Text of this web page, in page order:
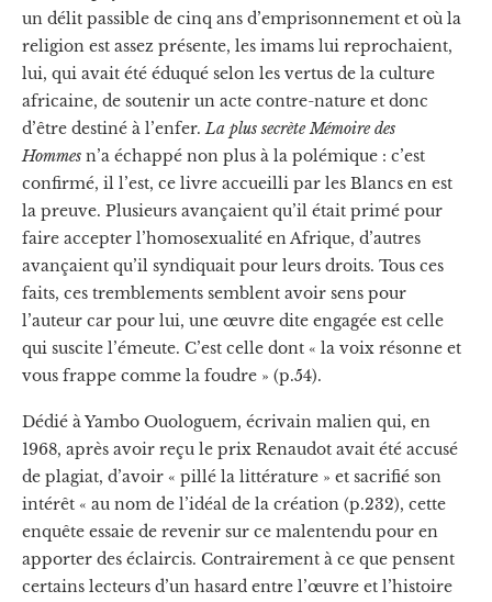
un délit passible de cinq ans d’emprisonnement et où la
religion est assez présente, les imams lui reprochaient,
lui, qui avait été éduqué selon les vertus de la culture
africaine, de soutenir un acte contre-nature et donc
d’être destiné à l’enfer.La plus secrète Mémoire des
Hommes n’a échappé non plus à la polémique : c’est
confirmé, il l’est, ce livre accueilli par les Blancs en est
la preuve. Plusieurs avançaient qu’il était primé pour
faire accepter l’homosexualité en Afrique, d’autres
avançaient qu’il syndiquait pour leurs droits. Tous ces
faits, ces tremblements semblent avoir sens pour
l’auteur car pour lui, une œuvre dite engagée est celle
qui suscite l’émeute. C’est celle dont « la voix résonne et
vous frappe comme la foudre » (p.54).
Dédié à Yambo Ouologuem, écrivain malien qui, en
1968, après avoir reçu le prix Renaudot avait été accusé
de plagiat, d’avoir « pillé la littérature » et sacrifié son
intérêt « au nom de l’idéal de la création (p.232), cette
enquête essaie de revenir sur ce malentendu pour en
apporter des éclaircis. Contrairement à ce que pensent
certains lecteurs d’un hasard entre l’œuvre et l’histoire